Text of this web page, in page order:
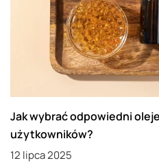
Jak wybrać odpowiedni
użytkowników?
12 lipca 2025